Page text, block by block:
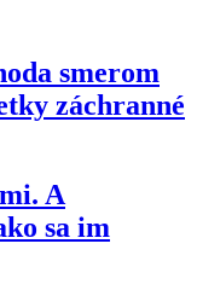
smerom
záchranné
A
sa im